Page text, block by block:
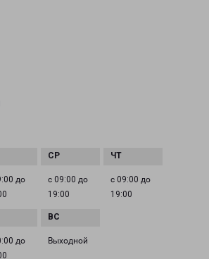
до
с 09:00 до
19:00
с 09:00 до
19:00
до
Выходной